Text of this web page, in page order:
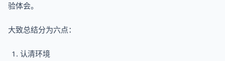
验体会。
大致总结分为六点：
认清环境